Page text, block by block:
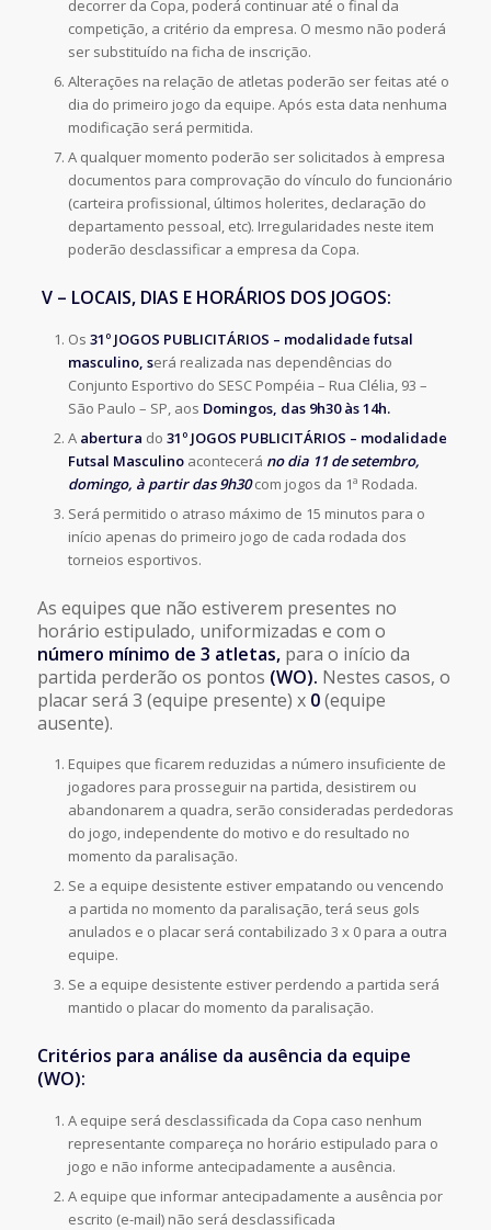
decorrer da Copa, poderá continuar até o final da
competição, a critério da empresa. O mesmo não poderá
ser substituído na ficha de inscrição.
Alterações na relação de atletas poderão ser feitas até o
dia do primeiro jogo da equipe. Após esta data nenhuma
modificação será permitida.
A qualquer momento poderão ser solicitados à empresa
documentos para comprovação do vínculo do funcionário
(carteira profissional, últimos holerites, declaração do
departamento pessoal, etc). Irregularidades neste item
poderão desclassificar a empresa da Copa.
V – LOCAIS, DIAS E HORÁRIOS DOS JOGOS:
Os 31º JOGOS PUBLICITÁRIOS – modalidade futsal
masculino, será realizada nas dependências do
Conjunto Esportivo do SESC Pompéia – Rua Clélia, 93 –
São Paulo – SP, aos Domingos, das 9h30 às 14h.
A abertura do 31º JOGOS PUBLICITÁRIOS – modalidade
Futsal Masculinoacontecerá no dia 11 de setembro,
domingo, à partir das 9h30 com jogos da 1ª Rodada.
Será permitido o atraso máximo de 15 minutos para o
início apenas do primeiro jogo de cada rodada dos
torneios esportivos.
As equipes que não estiverem presentes no
horário estipulado, uniformizadas e com o
número mínimo de 3 atletas, para o início da
partida perderão os pontos (WO). Nestes casos, o
placar será 3 (equipe presente) x 0(equipe
ausente).
Equipes que ficarem reduzidas a número insuficiente de
jogadores para prosseguir na partida, desistirem ou
abandonarem a quadra, serão consideradas perdedoras
do jogo, independente do motivo e do resultado no
momento da paralisação.
Se a equipe desistente estiver empatando ou vencendo
a partida no momento da paralisação, terá seus gols
anulados e o placar será contabilizado 3 x 0 para a outra
equipe.
Se a equipe desistente estiver perdendo a partida será
mantido o placar do momento da paralisação.
Critérios para análise da ausência da equipe
(WO):
A equipe será desclassificada da Copa caso nenhum
representante compareça no horário estipulado para o
jogo e não informe antecipadamente a ausência.
A equipe que informar antecipadamente a ausência por
escrito (e-mail) não será desclassificada